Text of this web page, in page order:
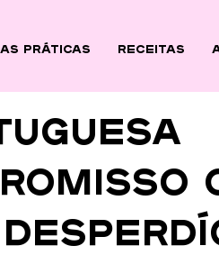
PRÁTICAS Receitas